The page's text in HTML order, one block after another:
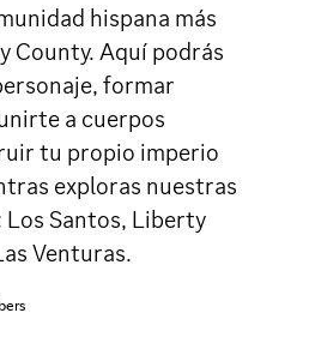
hispana más
County. Aquí podrás
formar
a cuerpos
tu propio imperio
exploras nuestras
Santos, Liberty
Venturas.